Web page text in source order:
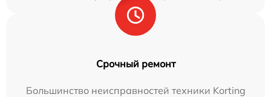
Срочный ремонт
Большинство неисправностей техники Korting